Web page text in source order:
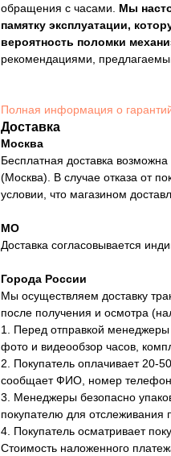
обращения с часами. Мы
памятку эксплуатации,
вероятность поломки
рекомендациями,
Полная информация о
Доставка
Москва
Бесплатная доставка
(Москва). В случае отказа от
условии, что магазином
МО
Доставка согласовывается
Города России
Мы осуществляем доставку
после получения и осмотра
1. Перед отправкой
фото и видеообзор часов,
2. Покупатель оплачивает 20-
сообщает ФИО, номер
3. Менеджеры безопасно
покупателю для отслеживания
4. Покупатель осматривает
Стоимость наложенного